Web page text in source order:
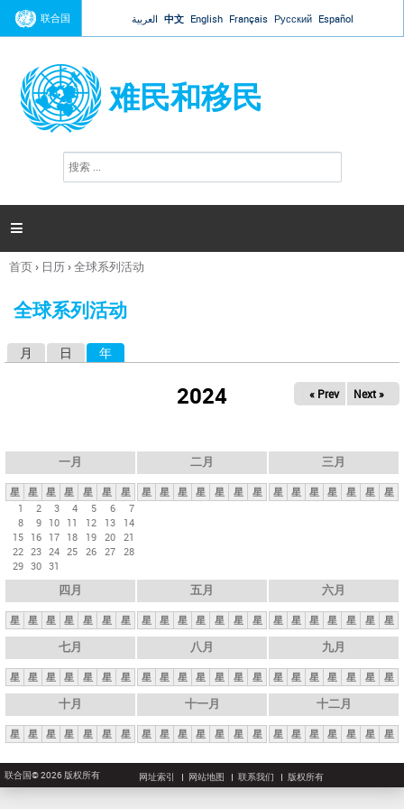
Jump to navigation
联合国 العربية 中文 English Français Русский Español
难民和移民
搜
索

你
这
首页› 日历›全球系列活动
全球系列活动
月 日 年
2024 « Prev Next »
一月
星 星 星 星 星 星
星
1
2 3 4 5 6
7
8
9 10 11 12 13
14
15 16 17 18 19 20 21
22 23 24 25 26 27 28
29 30 31
二月
星 星 星 星 星 星 星
三月
星 星 星 星 星 星 星
四月
星 星 星 星 星 星 星
五月
星 星 星 星 星 星 星
六月
星 星 星 星 星 星 星
七月
星 星 星 星 星 星 星
八月
星 星 星 星 星 星 星
九月
星 星 星 星 星 星 星
十月
星 星 星 星 星 星 星
十一月
星 星 星 星 星 星 星
十二月
星 星 星 星 星 星 星
联合国© 2026 版权所有 网址索引 网站地图 联系我们 版权所有